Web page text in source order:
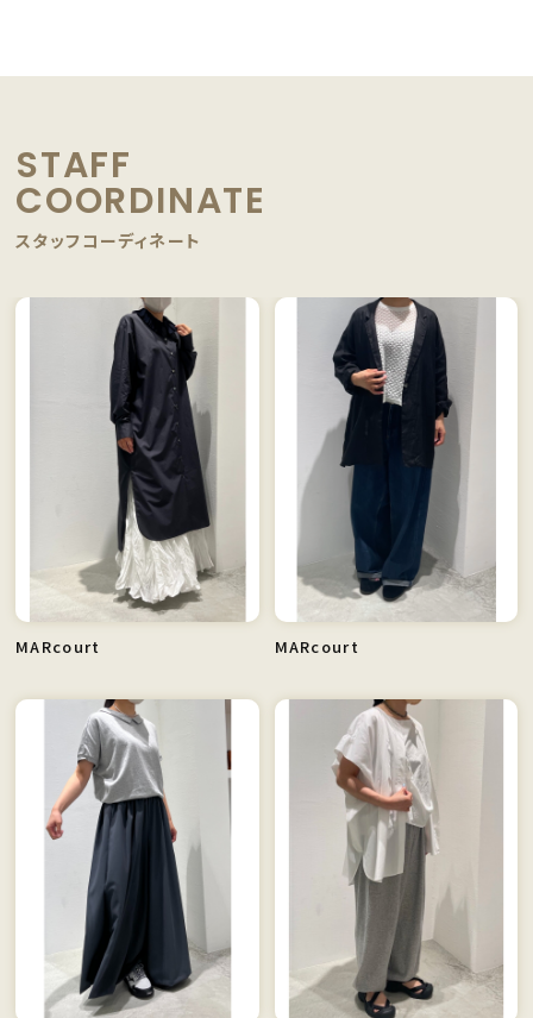
STAFF
COORDINATE
スタッフコーディネート
MARcourt MARcourt